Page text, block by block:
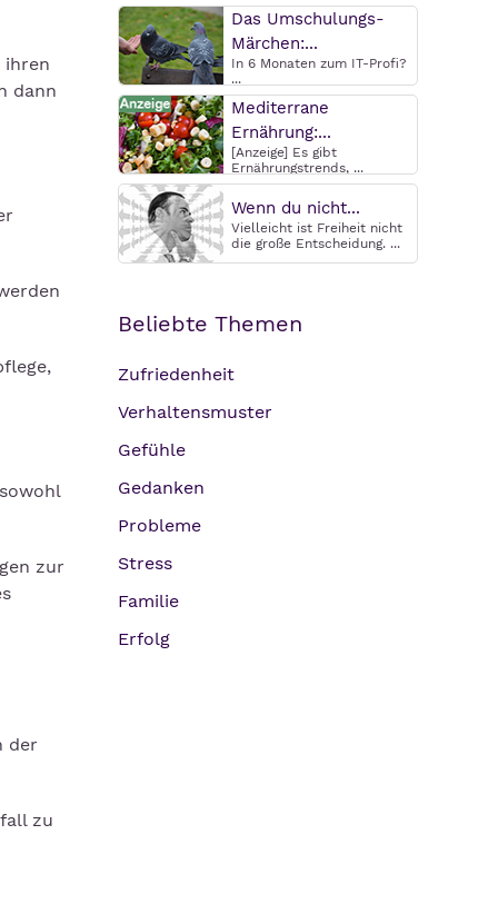
ihren
dann
zur
der
zu
Das Umschulungs-
Märchen:...
In 6 Monaten zum IT-Profi?
...
Mediterrane
Ernährung:...
[Anzeige] Es gibt
Ernährungstrends, ...
Wenn du nicht...
Vielleicht ist Freiheit nicht
die große Entscheidung. ...
Beliebte Themen
Zufriedenheit
Verhaltensmuster
Gefühle
Gedanken
Probleme
Stress
Familie
Erfolg